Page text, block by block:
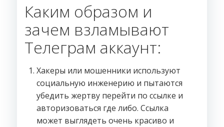
Каким образом и
зачем взламывают
Телеграм аккаунт:
Хакеры или мошенники используют
социальную инженерию и пытаются
убедить жертву перейти по ссылке и
авторизоваться где либо. Ссылка
может выглядеть очень красиво и